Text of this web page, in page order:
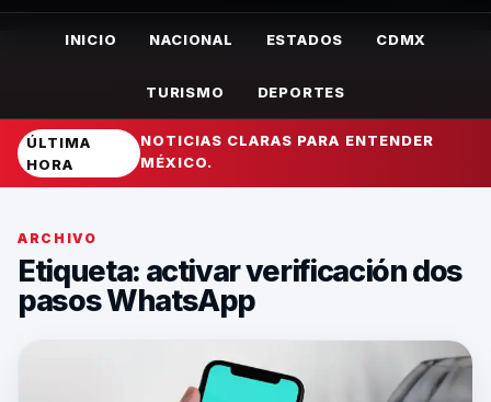
INICIO NACIONAL ESTADOS CDMX
TURISMO DEPORTES
ÚLTIMA
HORA
NOTICIAS CLARAS PARA ENTENDER
MÉXICO.
ARCHIVO
Etiqueta: activar verificación dos
pasos WhatsApp